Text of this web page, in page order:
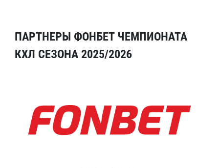
ПАРТНЕРЫ ФОНБЕТ ЧЕМПИОНАТА
КХЛ СЕЗОНА 2025/2026